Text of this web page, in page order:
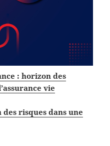
: horizon des
vie
risques dans une